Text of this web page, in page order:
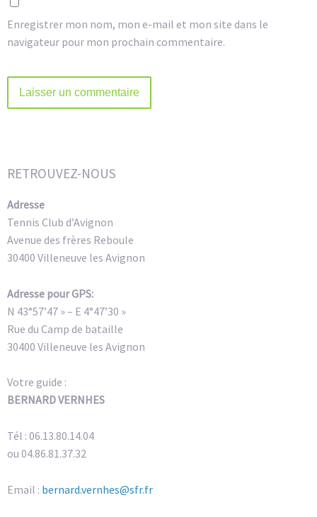
Enregistrer mon nom, mon e-mail et mon site dans le
navigateur pour mon prochain commentaire.
RETROUVEZ-NOUS
Adresse
Tennis Club d’Avignon
Avenue des frères Reboule
30400 Villeneuve les Avignon
Adresse pour GPS:
N 43°57’47 » – E 4°47’30 »
Rue du Camp de bataille
30400 Villeneuve les Avignon
Votre guide :
BERNARD VERNHES
Tél : 06.13.80.14.04
ou 04.86.81.37.32
Email : bernard.vernhes@sfr.fr